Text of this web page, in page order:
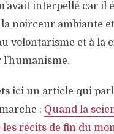
interpellé car il
noirceur ambiante
volontarisme et à la
ici un article qui
: Quand la
les récits de fin du